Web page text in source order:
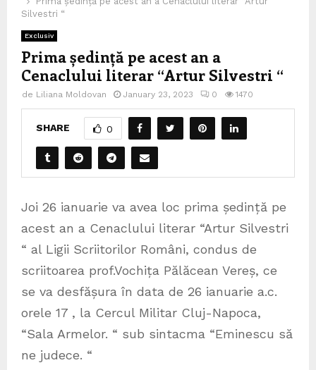
Silvestri “
Exclusiv
Prima ședință pe acest an a
Cenaclului literar “Artur Silvestri “
de Liliana Moldovan January 23, 2023 0 1470
SHARE 0
Joi 26 ianuarie va avea loc prima ședință pe
acest an a Cenaclului literar “Artur Silvestri
“ al Ligii Scriitorilor Români, condus de
scriitoarea prof.Vochița Pălăcean Vereș, ce
se va desfășura în data de 26 ianuarie a.c.
orele 17 , la Cercul Militar Cluj-Napoca,
“Sala Armelor. “ sub sintacma “Eminescu să
ne judece. “